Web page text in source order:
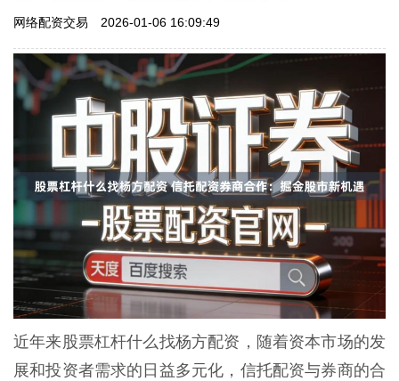
网络配资交易 2026-01-06 16:09:49
近年来股票杠杆什么找杨方配资，随着资本市场的发
展和投资者需求的日益多元化，信托配资与券商的合